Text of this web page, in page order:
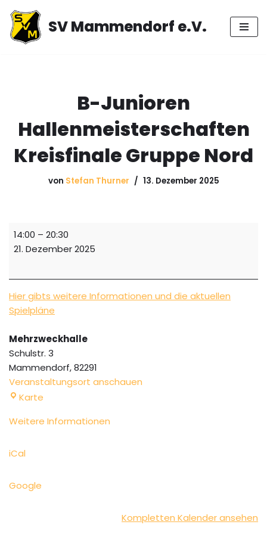
Zum
Inhalt
SV Mammendorf e.V.
B-Junioren
Hallenmeisterschaften
Kreisfinale Gruppe Nord
von Stefan Thurner 13. Dezember 2025
14:00 – 20:30
21. Dezember 2025
Hier gibts weitere Informationen und die aktuellen
Spielpläne
Mehrzweckhalle
Schulstr. 3
Mammendorf,82291
Veranstaltungsort anschauen
Karte
Weitere Informationen
iCal
Google
Kompletten Kalender ansehen